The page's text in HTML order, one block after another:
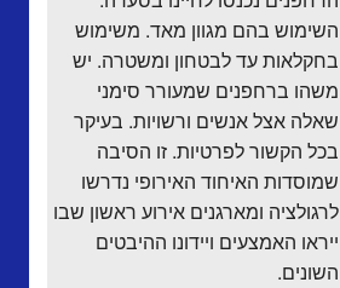
השימוש בהם מגוון מאד. משימוש
בחקלאות עד לבטחון ומשטרה. יש
משהו ברחפנים שמעורר סימני
שאלה אצל אנשים ורשויות. בעיקר
בכל הקשור לפרטיות. זו הסיבה
שמוסדות האיחוד האירופי נדרשו
לרגולציה ומארגנים אירוע ראשון שבו
ייראו האמצעים ויידונו ההיבטים
השונים.